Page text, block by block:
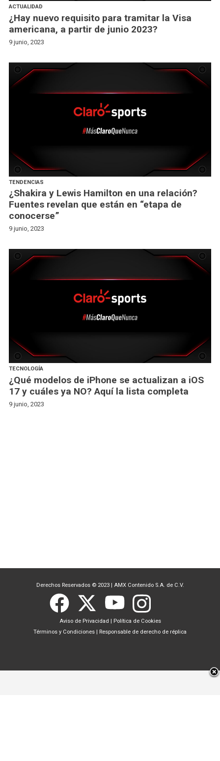
ACTUALIDAD
¿Hay nuevo requisito para tramitar la Visa
americana, a partir de junio 2023?
9 junio, 2023
TENDENCIAS
¿Shakira y Lewis Hamilton en una relación?
Fuentes revelan que están en “etapa de
conocerse”
9 junio, 2023
TECNOLOGÍA
¿Qué modelos de iPhone se actualizan a iOS
17 y cuáles ya NO? Aquí la lista completa
9 junio, 2023
Derechos Reservados © 2023 | AMX Contenido S.A. de C.V.
Aviso de Privacidad
Política de Cookies
Términos y Condiciones
Responsable de derecho de réplica